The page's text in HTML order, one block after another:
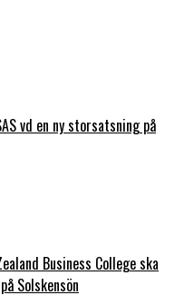
vd en ny storsatsning på
Business College ska
Solskensön